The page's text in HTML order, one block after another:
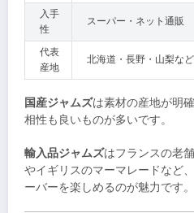
入手
性
スーパー・ネット通販
代表
産地
北海道・長野・山梨など
国産ジャムズは素材の産地が明
相性も良いものが多いです。
輸入品ジャムズはフランスの老
やイギリスのマーマレードなど
ーバーを楽しめるのが魅力です。